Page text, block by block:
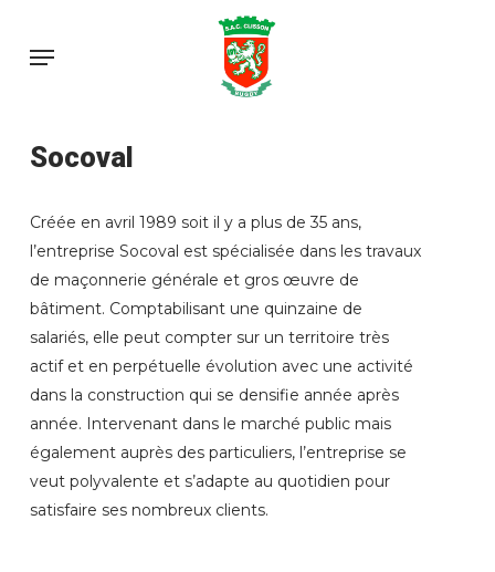
main
Menu
Socoval
Créée en avril 1989 soit il y a plus de 35 ans,
l’entreprise Socoval est spécialisée dans les travaux
de maçonnerie générale et gros œuvre de
bâtiment. Comptabilisant une quinzaine de
salariés, elle peut compter sur un territoire très
actif et en perpétuelle évolution avec une activité
dans la construction qui se densifie année après
année. Intervenant dans le marché public mais
également auprès des particuliers, l’entreprise se
veut polyvalente et s’adapte au quotidien pour
satisfaire ses nombreux clients.